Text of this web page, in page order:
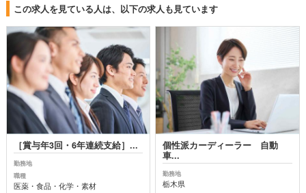
この求人を見ている人は、以下の求人も見ています
［賞与年3回・6年連続支給］...
勤務地
職種
医薬・食品・化学・素材
個性派カーディーラー 自動
車...
勤務地
栃木県